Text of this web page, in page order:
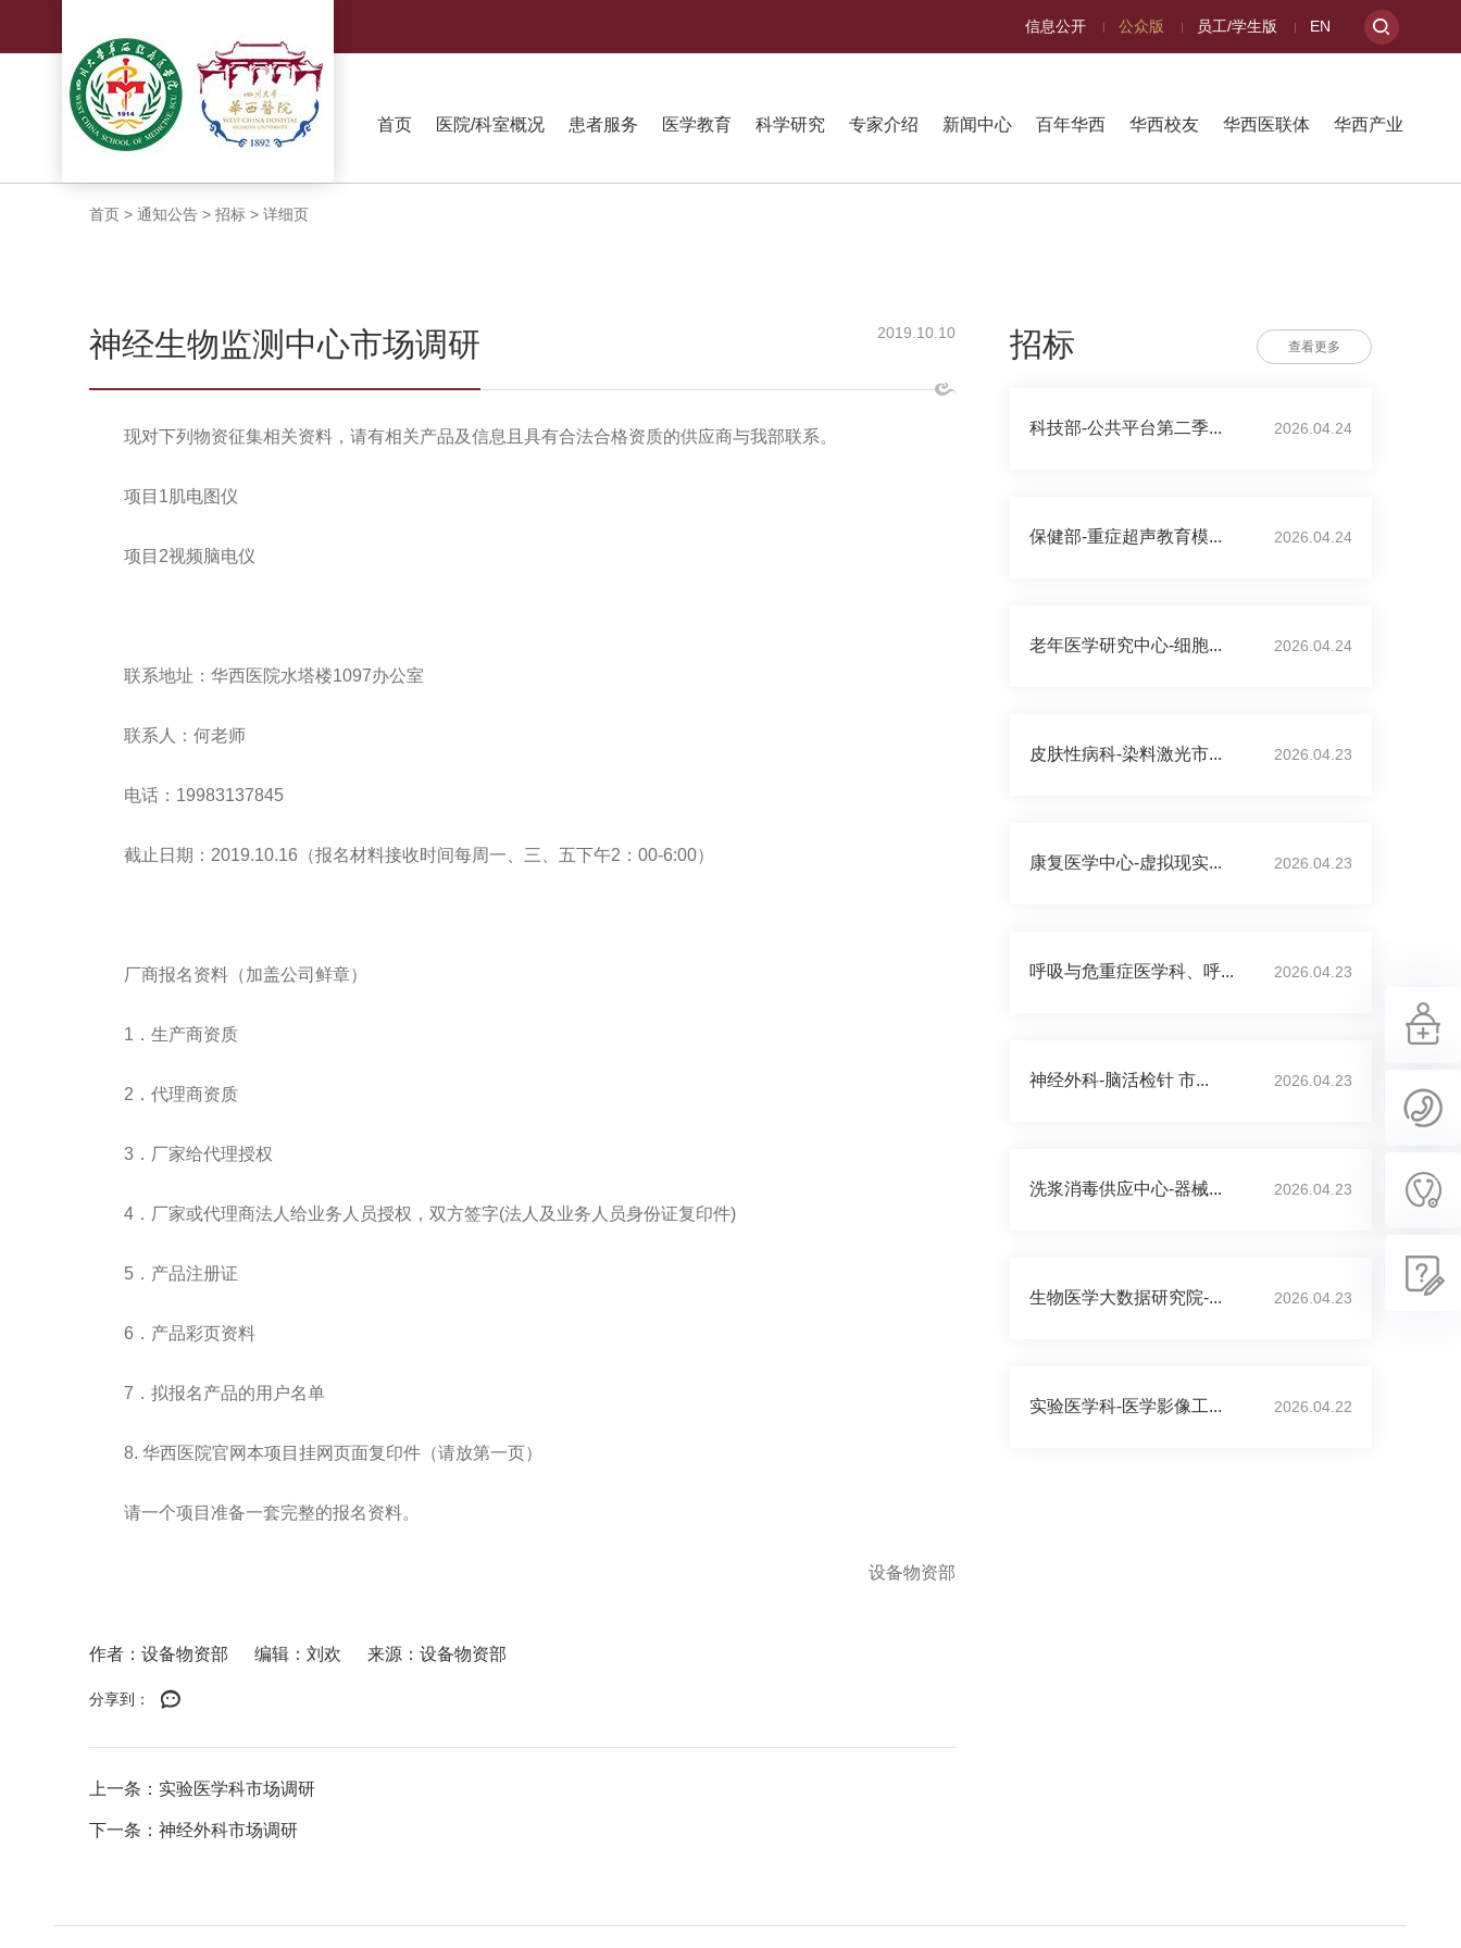
信息公开 公众版 员工/学生版 EN
首页 医院/科室概况 患者服务 医学教育 科学研究 专家介绍 新闻中心 百年华西 华西校友 华西医联体 华西产业
首页 > 通知公告 > 招标 > 详细页
神经生物监测中心市场调研 2019.10.10
现对下列物资征集相关资料，请有相关产品及信息且具有合法合格资质的供应商与我部联系。
项目1肌电图仪
项目2视频脑电仪
联系地址：华西医院水塔楼1097办公室
联系人：何老师
电话：19983137845
截止日期：2019.10.16（报名材料接收时间每周一、三、五下午2：00-6:00）
厂商报名资料（加盖公司鲜章）
1．生产商资质
2．代理商资质
3．厂家给代理授权
4．厂家或代理商法人给业务人员授权，双方签字(法人及业务人员身份证复印件)
5．产品注册证
6．产品彩页资料
7．拟报名产品的用户名单
8. 华西医院官网本项目挂网页面复印件（请放第一页）
请一个项目准备一套完整的报名资料。
设备物资部
作者：设备物资部 编辑：刘欢 来源：设备物资部
分享到：
上一条：实验医学科市场调研
下一条：神经外科市场调研
招标 查看更多
科技部-公共平台第二季... 2026.04.24
保健部-重症超声教育模... 2026.04.24
老年医学研究中心-细胞... 2026.04.24
皮肤性病科-染料激光市... 2026.04.23
康复医学中心-虚拟现实... 2026.04.23
呼吸与危重症医学科、呼... 2026.04.23
神经外科-脑活检针 市... 2026.04.23
洗浆消毒供应中心-器械... 2026.04.23
生物医学大数据研究院-... 2026.04.23
实验医学科-医学影像工... 2026.04.22